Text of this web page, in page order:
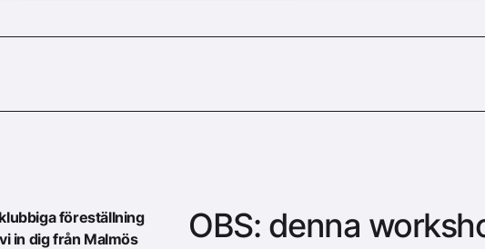
föreställning
in dig från Malmös
OBS: denna